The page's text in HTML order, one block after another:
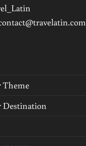
Theme
Destination